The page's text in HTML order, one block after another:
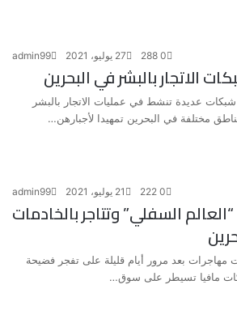
admin99 27 يوليو، 2021 0
الاتجار بالبشر في البحرين
شبكات عديدة تنشط في عمليات الاتجار بالبشر
مختلفة في البحرين تمهيدا لأجبارهن…
admin99 21 يوليو، 2021 0
السفلي” وتتاجر بالخادمات
مهاجرات بعد مرور أيام قليلة على تفجر فضيحة
مافيا تسيطر على سوق…